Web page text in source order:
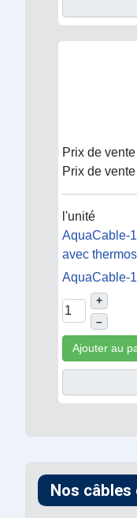
Nos
Prix de
Prix de
l'unité
AquaCable-
avec
AquaCable-
+
–
Ajouter au